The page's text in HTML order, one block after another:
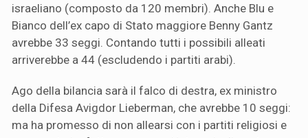
israeliano (composto da 120 membri). Anche Blu e
Bianco dell’ex capo di Stato maggiore Benny Gantz
avrebbe 33 seggi. Contando tutti i possibili alleati
arriverebbe a 44 (escludendo i partiti arabi).
Ago della bilancia sarà il falco di destra, ex ministro
della Difesa Avigdor Lieberman, che avrebbe 10 seggi:
ma ha promesso di non allearsi con i partiti religiosi e